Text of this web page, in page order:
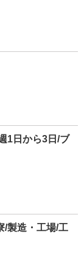
1日から3日/ブ
/製造・工場/工